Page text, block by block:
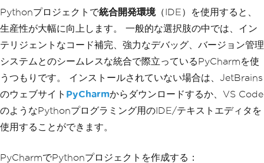
Pythonプロジェクトで統合開発環境（IDE）を使用すると、
生産性が大幅に向上します。 一般的な選択肢の中では、イン
テリジェントなコード補完、強力なデバッグ、バージョン管理
システムとのシームレスな統合で際立っているPyCharmを使
うつもりです。 インストールされていない場合は、JetBrains
のウェブサイト PyCharmからダウンロードするか、VS Code
のようなPythonプログラミング用のIDE/テキストエディタを
使用することができます。
PyCharmでPythonプロジェクトを作成する：